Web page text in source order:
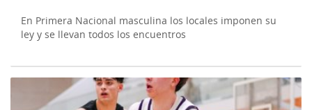
En Primera Nacional masculina los locales imponen su
ley y se llevan todos los encuentros